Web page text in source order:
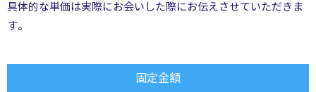
具体的な単価は実際にお会いした際にお伝えさせていただきま
す。
固定金額